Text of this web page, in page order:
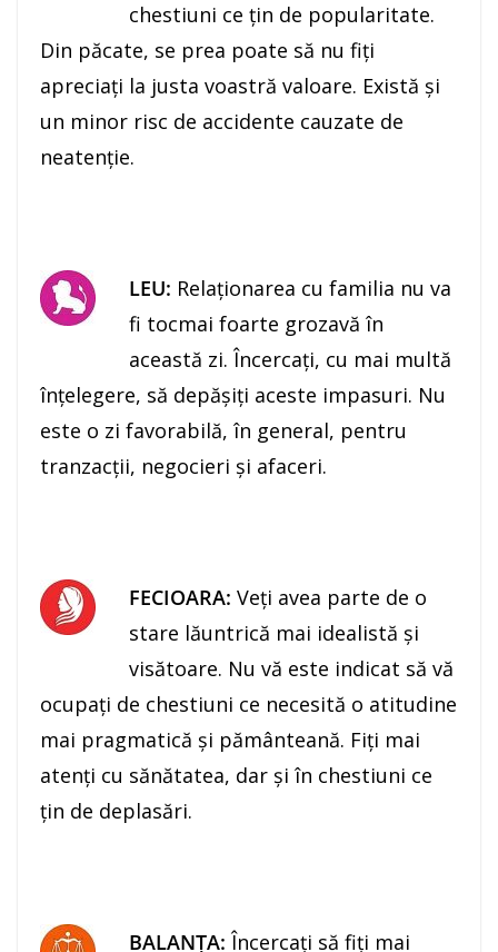
chestiuni ce ţin de popularitate.
Din păcate, se prea poate să nu fiţi
apreciaţi la justa voastră valoare. Există și
un minor risc de accidente cauzate de
neatenţie.
LEU: Relaţionarea cu familia nu va
fi tocmai foarte grozavă în
această zi. Încercaţi, cu mai multă
înţelegere, să depăşiţi aceste impasuri. Nu
este o zi favorabilă, în general, pentru
tranzacţii, negocieri şi afaceri.
FECIOARA: Veţi avea parte de o
stare lăuntrică mai idealistă şi
visătoare. Nu vă este indicat să vă
ocupaţi de chestiuni ce necesită o atitudine
mai pragmatică şi pământeană. Fiţi mai
atenţi cu sănătatea, dar şi în chestiuni ce
ţin de deplasări.
BALANŢA: Încercaţi să fiţi mai